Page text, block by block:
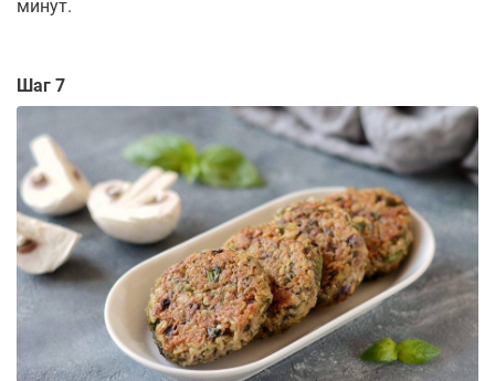
минут.
Шаг 7